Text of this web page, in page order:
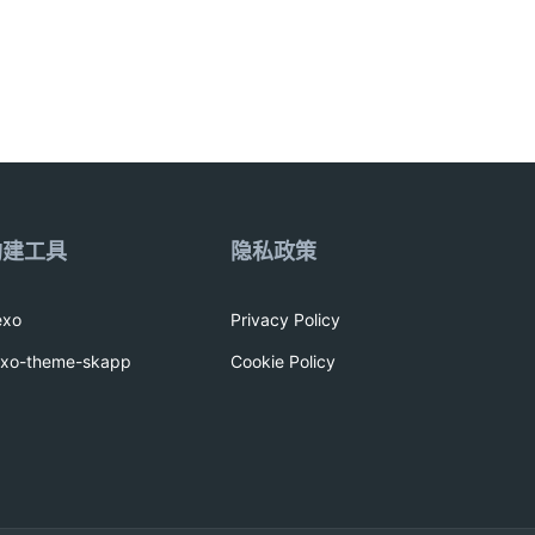
工具
theme-skapp
隐私政策
Privacy Policy
Cookie Policy